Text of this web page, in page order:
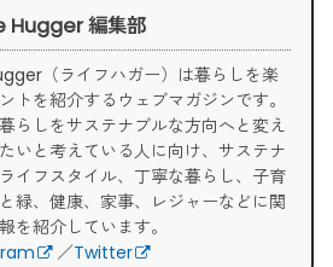
Hugger 編集部
（ライフハガー）は暮らしを楽
トを紹介するウェブマガジンです。
らしをサステナブルな方向へと変え
いと考えている人に向け、サステナ
イフスタイル、丁寧な暮らし、子育
緑、健康、家事、レジャーなどに関
を紹介しています。
／Twitter